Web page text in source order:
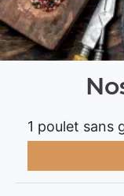
1 poulet sans